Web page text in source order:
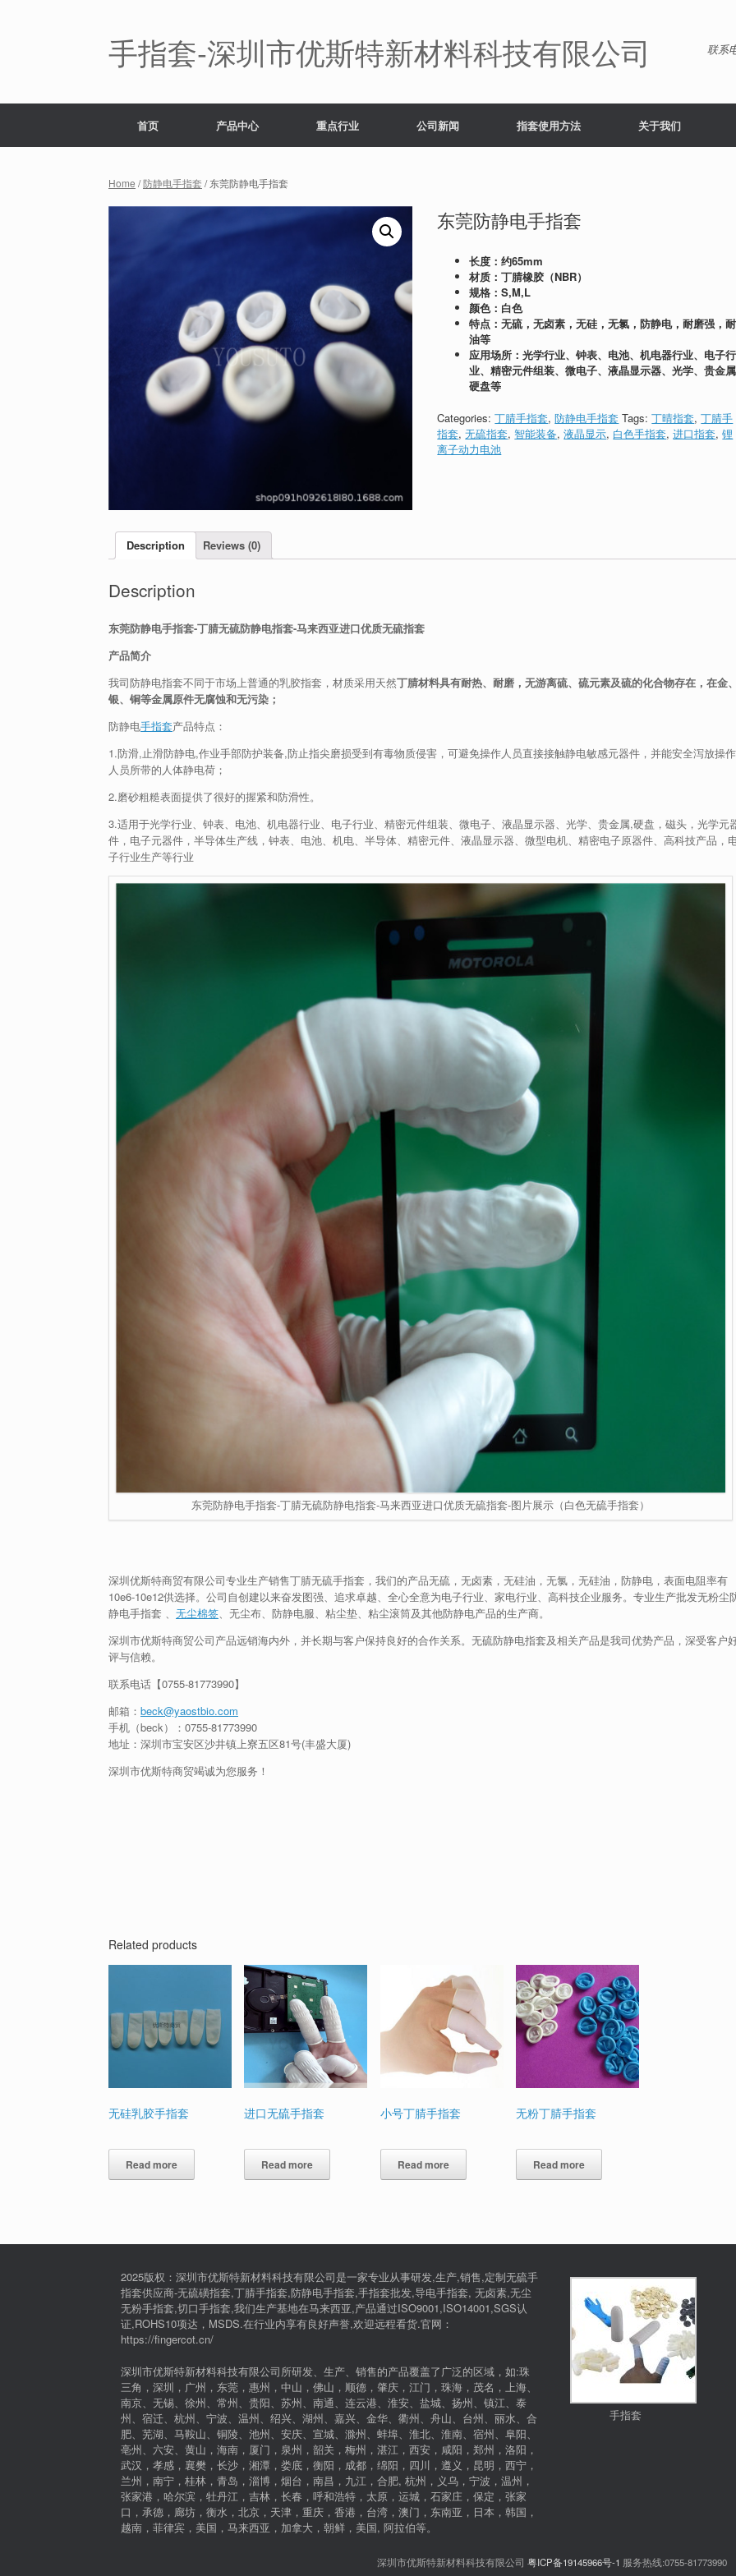
手指套-深圳市优斯特新材料科技有限公司 联系
首页 产品中心 重点行业 公司新闻 指套使用方法 关于我们
Home /防静电手指套 / 东莞防静电手指套
东莞防静电手指套
长度：约65mm
材质：丁腈橡胶（NBR）
规格：S,M,L
颜色：白色
特点：无硫，无卤素，无硅，无氯，防静电，耐磨强，耐
油等
应用场所：光学行业、钟表、电池、机电器行业、电子行
业、精密元件组装、微电子、液晶显示器、光学、贵金
硬盘等
Categories:丁腈手指套,防静电手指套 Tags:丁晴指套,丁腈手
指套,无硫指套,智能装备,液晶显示, 白色手指套,进口指套,锂
离子动力电池
Description Reviews (0)
Description
东莞防静电手指套-丁腈无硫防静电指套-马来西亚进口优质无硫指套
产品简介
我司防静电指套不同于市场上普通的乳胶指套，材质采用天然丁腈材料具有耐热、耐磨，无游离硫、硫元素及硫的化合物存在，在金
银、铜等金属原件无腐蚀和无污染；
防静电手指套产品特点：
1.防滑,止滑防静电,作业手部防护装备,防止指尖磨损受到有毒物质侵害，可避免操作人员直接接触静电敏感元器件，并能安全泻放操作
人员所带的人体静电荷；
2.磨砂粗糙表面提供了很好的握紧和防滑性。
3.适用于光学行业、钟表、电池、机电器行业、电子行业、精密元件组装、微电子、液晶显示器、光学、贵金属,硬盘，磁头，光学元
件，电子元器件，半导体生产线，钟表、电池、机电、半导体、精密元件、液晶显示器、微型电机、精密电子原器件、高科技产品，
子行业生产等行业
东莞防静电手指套-丁腈无硫防静电指套-马来西亚进口优质无硫指套-图片展示（白色无硫手指套）
深圳优斯特商贸有限公司专业生产销售丁腈无硫手指套，我们的产品无硫，无卤素，无硅油，无氯，无硅油，防静电，表面电阻率有
10e6-10e12供选择。公司自创建以来奋发图强、追求卓越、全心全意为电子行业、家电行业、高科技企业服务。专业生产批发无粉尘
静电手指套 、 无尘棉签、无尘布、防静电服、粘尘垫、粘尘滚筒及其他防静电产品的生产商。
深圳市优斯特商贸公司产品远销海内外，并长期与客户保持良好的合作关系。无硫防静电指套及相关产品是我司优势产品，深受客户
评与信赖。
联系电话【0755-81773990】
邮箱： beck@yaostbio.com
手机（beck）：0755-81773990
地址：深圳市宝安区沙井镇上寮五区81号(丰盛大厦)
深圳市优斯特商贸竭诚为您服务！
Related products
无硅乳胶手指套
Read more
进口无硫手指套
Read more
小号丁腈手指套
Read more
无粉丁腈手指套
Read more
2025版权：深圳市优斯特新材料科技有限公司是一家专业从事研发,生产,销售,定制无硫手
指套供应商-无硫磺指套,丁腈手指套,防静电手指套,手指套批发,导电手指套, 无卤素,无尘
无粉手指套,切口手指套,我们生产基地在马来西亚,产品通过ISO9001,ISO14001,SGS认
证,ROHS10项达，MSDS.在行业内享有良好声誉,欢迎远程看货.官网：
https://fingercot.cn/
深圳市优斯特新材料科技有限公司所研发、生产、销售的产品覆盖了广泛的区域，如:珠
三角，深圳，广州，东莞，惠州，中山，佛山，顺德，肇庆，江门，珠海，茂名，上海、
南京、无锡、徐州、常州、贵阳、苏州、南通、连云港、淮安、盐城、扬州、镇江、泰
州、宿迁、杭州、宁波、温州、绍兴、湖州、嘉兴、金华、衢州、舟山、台州、丽水、合
肥、芜湖、马鞍山、铜陵、池州、安庆、宣城、滁州、蚌埠、淮北、淮南、宿州、阜阳、
亳州、六安、黄山，海南，厦门，泉州，韶关，梅州，湛江，西安，咸阳，郑州，洛阳，
武汉，孝感，襄樊，长沙，湘潭，娄底，衡阳，成都，绵阳，四川，遵义，昆明，西宁，
兰州，南宁，桂林，青岛，淄博，烟台，南昌，九江，合肥, 杭州，义乌，宁波，温州，
张家港，哈尔滨，牡丹江，吉林，长春，呼和浩特，太原，运城，石家庄，保定，张家
口，承德，廊坊，衡水，北京，天津，重庆，香港，台湾，澳门，东南亚，日本，韩国，
越南，菲律宾，美国，马来西亚，加拿大，朝鲜，美国, 阿拉伯等。
手指套
深圳市优斯特新材料科技有限公司 粤ICP备19145966号-1 服务热线:0755-81773990